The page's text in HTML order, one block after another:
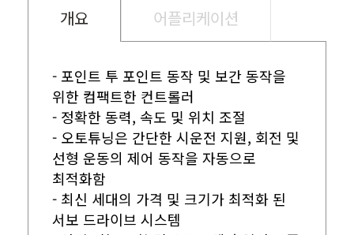
개요 어플리케이션
- 포인트 투 포인트 동작 및 보간 동작을
위한 컴팩트한 컨트롤러
- 정확한 동력, 속도 및 위치 조절
- 오토튜닝은 간단한 시운전 지원, 회전 및
선형 운동의 제어 동작을 자동으로
최적화함
- 최신 세대의 가격 및 크기가 최적화 된
서보 드라이브 시스템